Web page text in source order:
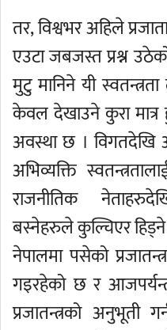
तर, विश्वभर अहिले
एउटा जबजस्त प्रश्न
मुटु मानिने यी
केवल देखाउने कुरा
अवस्था छ । विगतदेखि
अभिव्यक्ति
राजनीतिक
बस्नेहरुले कुल्चिएर
नेपालमा पसेको
गइरहेको छ र
प्रजातन्त्रको अनुभूती